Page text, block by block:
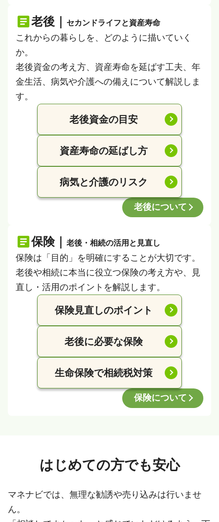
老後｜ セカンドライフと資産寿命
これからの暮らしを、どのように描いていく
か。
老後資金の考え方、資産寿命を延ばす工夫、年
金生活、病気や介護への備えについて解説しま
す。
老後資金の目安
資産寿命の延ばし方
病気と介護のリスク
老後について
保険｜ 老後・相続の活用と見直し
保険は「目的」を明確にすることが大切です。
老後や相続に本当に役立つ保険の考え方や、見
直し・活用のポイントを解説します。
保険見直しのポイント
老後に必要な保険
生命保険で相続税対策
保険について
はじめての方でも安心
マネナビでは、無理な勧誘や売り込みは行いませ
ん。